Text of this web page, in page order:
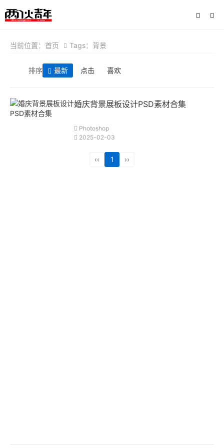
当前位置： 首页 Tags：背景
排序 最新 点击 喜欢
婚庆背景展板设计PSD素材合集
Photoshop
2025-02-03
‹‹ 1 ››